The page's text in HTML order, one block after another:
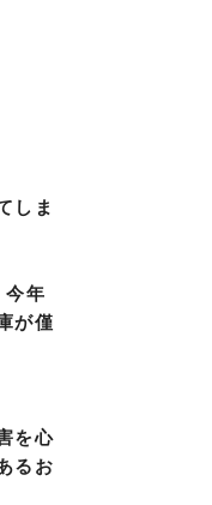
しま
今年
が僅
を心
る お